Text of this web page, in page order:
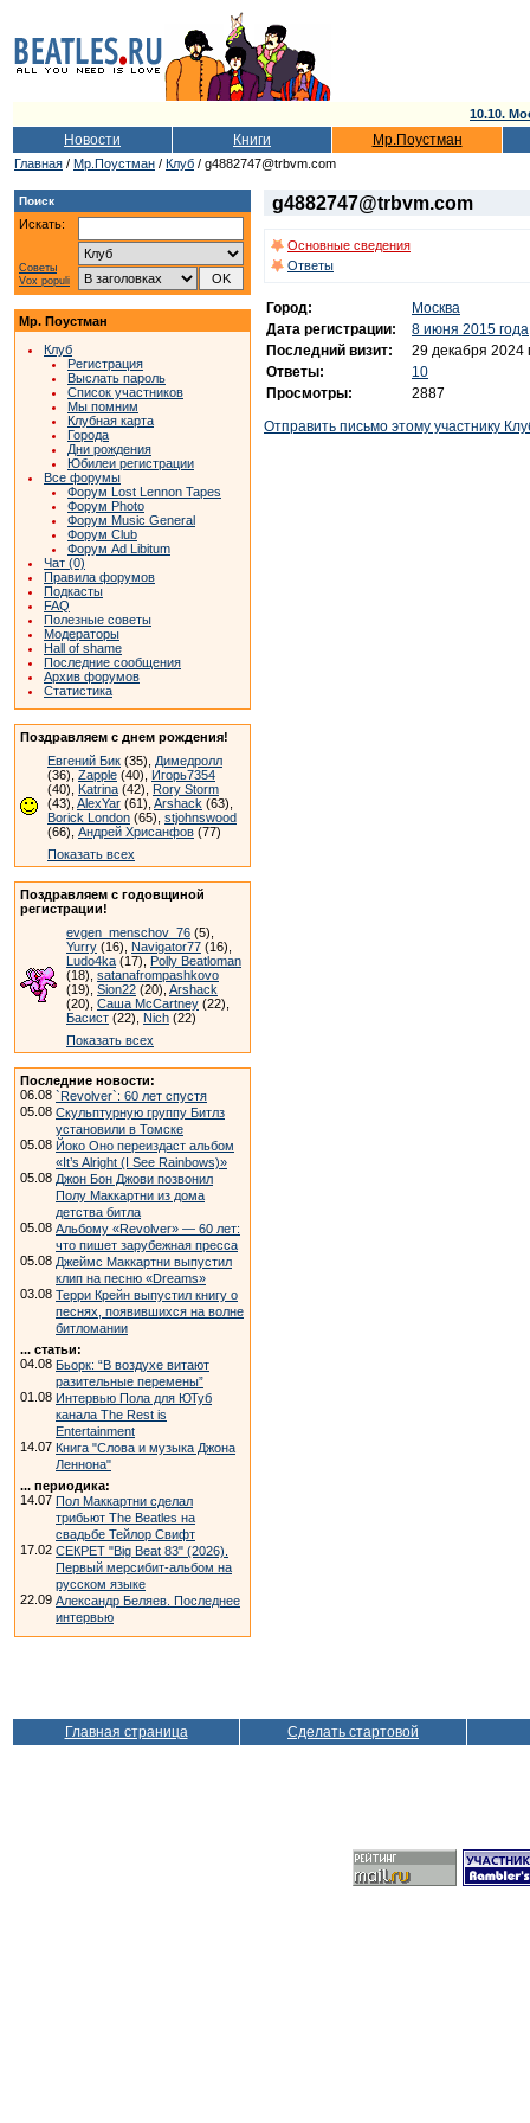
10.10.
Новости Книги Мр.Поустман
Главная / Мр.Поустман / Клуб / g4882747@trbvm.com
Поиск
Искать:
Советы
Vox populi
Мр. Поустман
Клуб
Регистрация
Выслать пароль
Список участников
Мы помним
Клубная карта
Города
Дни рождения
Юбилеи регистрации
Все форумы
Форум Lost Lennon Tapes
Форум Photo
Форум Music General
Форум Club
Форум Ad Libitum
Чат (0)
Правила форумов
Подкасты
FAQ
Полезные советы
Модераторы
Hall of shame
Последние сообщения
Архив форумов
Статистика
Поздравляем с днем рождения!
Евгений Бик (35), Димедролл
(36), Zapple (40), Игорь7354
(40), Katrina (42), Rory Storm
(43), AlexYar (61), Arshack (63),
Borick London (65), stjohnswood
(66), Андрей Хрисанфов (77)
Показать всех
Поздравляем с годовщиной
регистрации!
evgen_menschov_76 (5),
Yurry (16), Navigator77 (16),
Ludo4ka (17), Polly Beatloman
(18), satanafrompashkovo
(19), Sion22 (20), Arshack
(20), Саша McCartney (22),
Басист (22), Nich (22)
Показать всех
Последние новости:
06.08 `Revolver`: 60 лет спустя
05.08 Скульптурную группу Битлз
установили в Томске
05.08 Йоко Оно переиздаст альбом
«It’s Alright (I See Rainbows)»
05.08 Джон Бон Джови позвонил
Полу Маккартни из дома
детства битла
05.08 Альбому «Revolver» — 60 лет:
что пишет зарубежная пресса
05.08 Джеймс Маккартни выпустил
клип на песню «Dreams»
03.08 Терри Крейн выпустил книгу о
песнях, появившихся на волне
битломании
... статьи:
04.08 Бьорк: “В воздухе витают
разительные перемены”
01.08 Интервью Пола для ЮТуб
канала The Rest is
Entertainment
14.07 Книга "Слова и музыка Джона
Леннона"
... периодика:
14.07 Пол Маккартни сделал
трибьют The Beatles на
свадьбе Тейлор Свифт
17.02 СЕКРЕТ "Big Beat 83" (2026).
Первый мерсибит-альбом на
русском языке
22.09 Александр Беляев. Последнее
интервью
g4882747@trbvm.com
Основные сведения
Ответы
Город:
Москва
Дата регистрации:
8 июня 2015 года
Последний визит:
29 декабря 2024
Ответы:
10
Просмотры:
2887
Отправить письмо этому участнику
Главная страница Сделать стартовой